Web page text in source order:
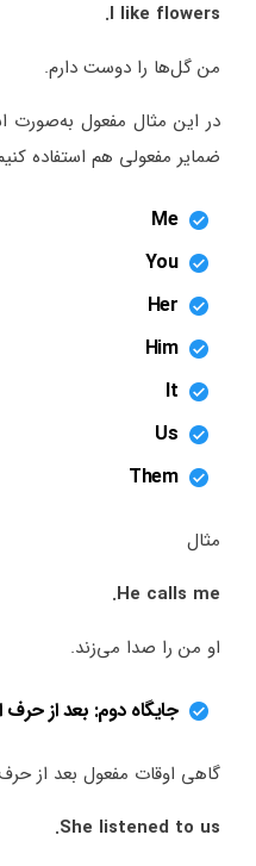
I like flowers.
من گل‌ها را دوست دارم.
در این مثال مفعول به‌صورت
ضمایر مفعولی هم استفاده
Me
You
Her
Him
It
Us
Them
مثال
He calls me.
او من را صدا می‌زند.
جایگاه دوم: بعد از حرف
گاهی اوقات مفعول بعد از
She listened to us.